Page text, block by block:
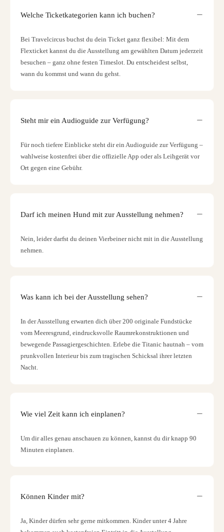
Welche Ticketkategorien kann ich buchen?
Bei Travelcircus buchst du dein Ticket ganz flexibel: Mit dem
Flexticket kannst du die Ausstellung am gewählten Datum jederzeit
besuchen – ganz ohne festen Timeslot. Du entscheidest selbst,
wann du kommst und wann du gehst.
Steht mir ein Audioguide zur Verfügung?
Für noch tiefere Einblicke steht dir ein Audioguide zur Verfügung –
wahlweise kostenfrei über die offizielle App oder als Leihgerät vor
Ort gegen eine Gebühr.
Darf ich meinen Hund mit zur Ausstellung nehmen?
Nein, leider darfst du deinen Vierbeiner nicht mit in die Ausstellung
nehmen.
Was kann ich bei der Ausstellung sehen?
In der Ausstellung erwarten dich über 200 originale Fundstücke
vom Meeresgrund, eindrucksvolle Raumrekonstruktionen und
bewegende Passagiergeschichten. Erlebe die Titanic hautnah – vom
prunkvollen Interieur bis zum tragischen Schicksal ihrer letzten
Nacht.
Wie viel Zeit kann ich einplanen?
Um dir alles genau anschauen zu können, kannst du dir knapp 90
Minuten einplanen.
Können Kinder mit?
Ja, Kinder dürfen sehr gerne mitkommen. Kinder unter 4 Jahre